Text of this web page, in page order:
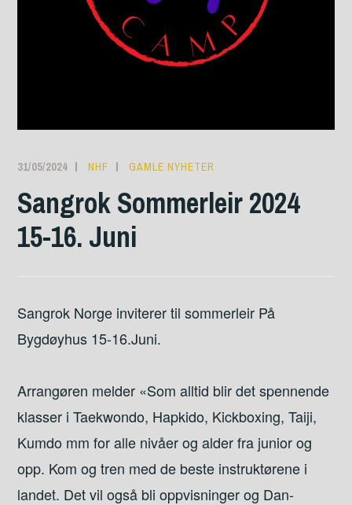
31/05/2024 NHF GAMLE NYHETER
Sangrok Sommerleir 2024
15-16. Juni
Sangrok Norge inviterer til sommerleir På
Bygdøyhus 15-16.Juni.
Arrangøren melder «Som alltid blir det spennende
klasser i Taekwondo, Hapkido, Kickboxing, Taiji,
Kumdo mm for alle nivåer og alder fra junior og
opp. Kom og tren med de beste instruktørene i
landet. Det vil også bli oppvisninger og Dan-